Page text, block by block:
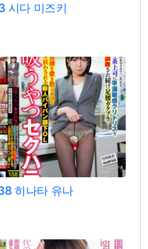
시다 미즈키
히나타 유나